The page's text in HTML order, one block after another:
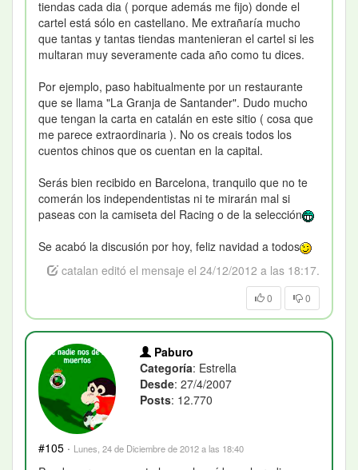
tiendas cada dia ( porque además me fijo) donde el
cartel está sólo en castellano. Me extrañaría mucho
que tantas y tantas tiendas mantenieran el cartel si les
multaran muy severamente cada año como tu dices.
Por ejemplo, paso habitualmente por un restaurante
que se llama "La Granja de Santander". Dudo mucho
que tengan la carta en catalán en este sitio ( cosa que
me parece extraordinaria ). No os creais todos los
cuentos chinos que os cuentan en la capital.
Serás bien recibido en Barcelona, tranquilo que no te
comerán los independentistas ni te mirarán mal si
paseas con la camiseta del Racing o de la selección
Se acabó la discusión por hoy, feliz navidad a todos
catalan editó el mensaje el 24/12/2012 a las 18:17.
0 0
Paburo
Categoría: Estrella
Desde: 27/4/2007
Posts: 12.770
#105 · Lunes, 24 de Diciembre de 2012 a las 18:40